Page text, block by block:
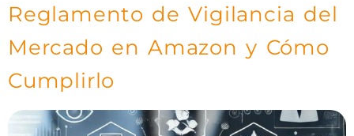
Reglamento de Vigilancia del
Mercado en Amazon y Cómo
Cumplirlo